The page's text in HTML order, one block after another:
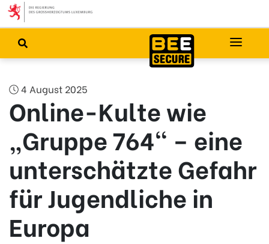
4 August 2025
Online-Kulte wie
„Gruppe 764“ – eine
unterschätzte Gefahr
für Jugendliche in
Europa